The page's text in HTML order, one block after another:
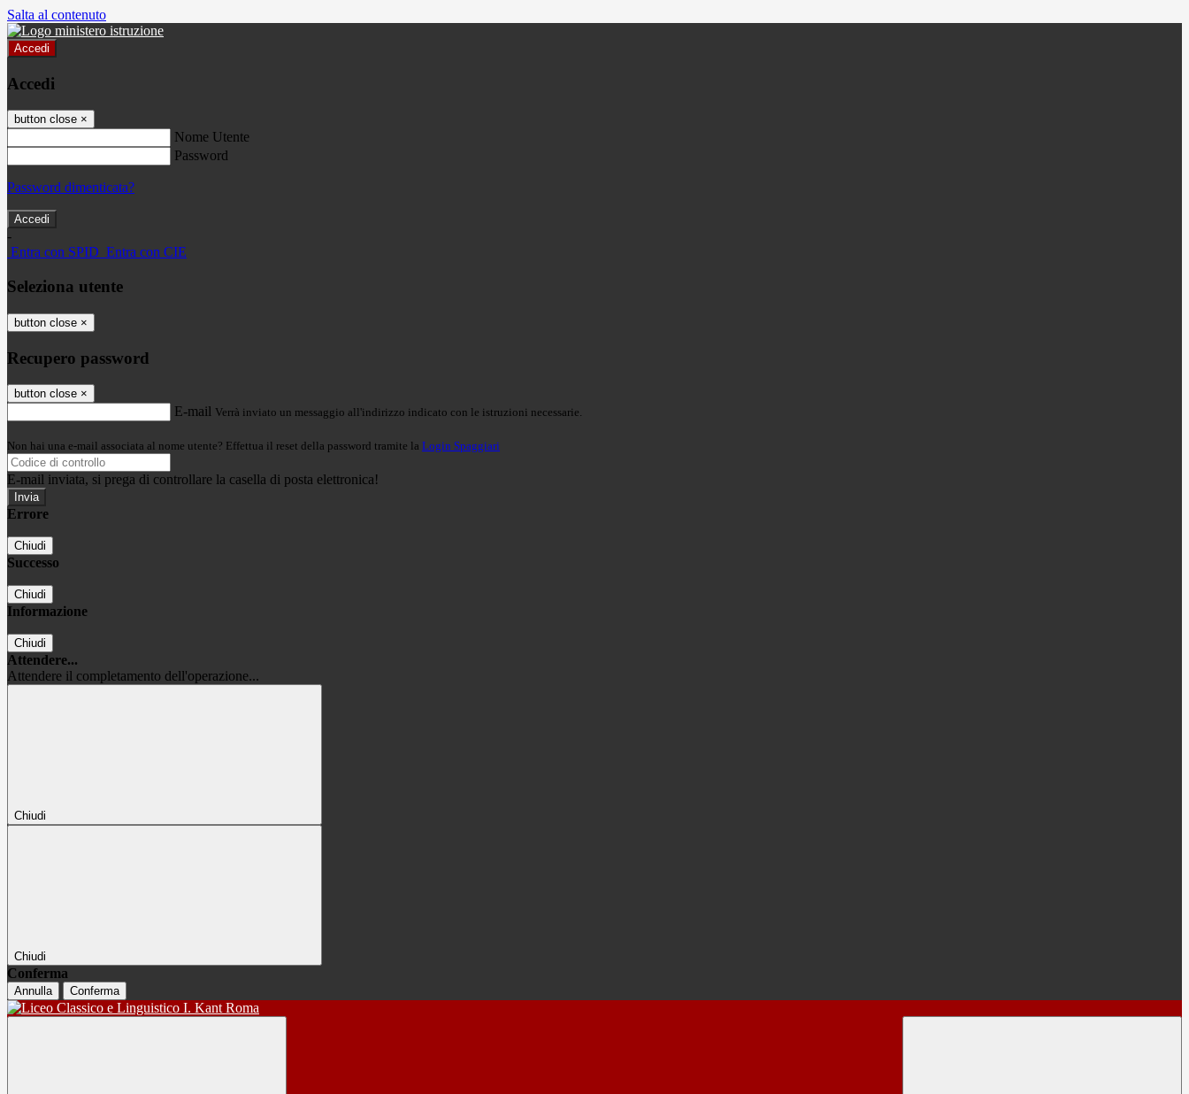
Salta al contenuto
Accedi
Accedi
button close ×
Nome Utente
Password
Password dimenticata?
-
Entra con SPID Entra con CIE
Seleziona utente
button close ×
Recupero password
button close ×
E-mail Verrà inviato un messaggio all'indirizzo indicato con le istruzioni necessarie.
Non hai una e-mail associata al nome utente? Effettua il reset della password tramite la Login Spaggiari
E-mail inviata, si prega di controllare la casella di posta elettronica!
Errore
Chiudi
Successo
Chiudi
Informazione
Chiudi
Attendere...
Attendere il completamento dell'operazione...
Chiudi
Chiudi
Conferma
Annulla Conferma